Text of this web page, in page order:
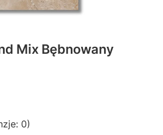
Mix Bębnowany
0)